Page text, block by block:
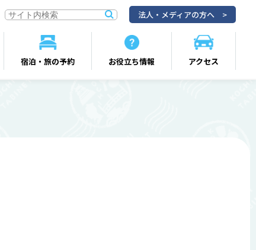
宿泊・旅の予約 お役立ち情報 アクセス
法人・メディアの方へ